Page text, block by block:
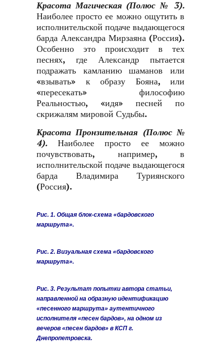
Красота Магическая (Полюс № 3).
Наиболее просто ее можно ощутить в
исполнительской подаче выдающегося
барда Александра Мирзаяна (Россия).
Особенно это происходит в тех
песнях, где Александр пытается
подражать камланию шаманов или
«взывать» к образу Бояна, или
«пересекать» философию
Реальностью, «идя» песней по
скрижалям мировой Судьбы.
Красота Пронзительная (Полюс №
4). Наиболее просто ее можно
почувствовать, например, в
исполнительской подаче выдающегося
барда Владимира Туриянского
(Россия).
Рис. 1. Общая блок-схема «бардовского
маршрута».
Рис. 2. Визуальная схема «бардовского
маршрута».
Рис. 3. Результат попытки автора статьи,
направленной на образную идентификацию
«песенного маршрута» аутентичного
исполнителя «песен бардов», на одном из
вечеров «песен бардов» в КСП г.
Днепропетровска.